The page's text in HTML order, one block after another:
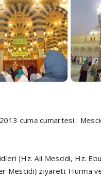
cuma cumartesi :
(Hz. Ali Mescidi, Hz.
Mescidi) ziyareti. Hurma